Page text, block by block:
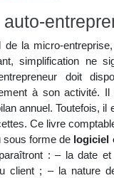
la micro-
simplification ne
entrepreneur doit
à son activité. Il
annuel. Toutefois, il
Ce livre
sous forme de logiciel
: – la date
client ; – la nature